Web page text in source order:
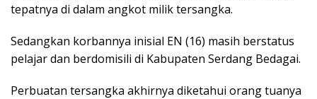
tepatnya di dalam angkot milik tersangka.
Sedangkan korbannya inisial EN (16) masih berstatus
pelajar dan berdomisili di Kabupaten Serdang Bedagai.
Perbuatan tersangka akhirnya diketahui orang tuanya